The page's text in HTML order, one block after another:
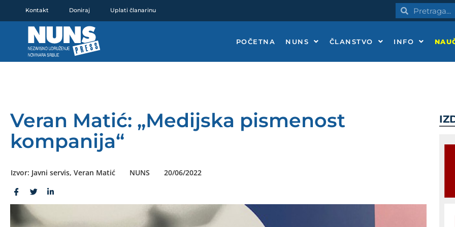
Kontakt Doniraj Uplati članarinu PretragaPretraga
POČETNA NUNS ČLANSTVO INFO
Veran Matić: „Medijska pismenost
kompanija“
Izvor: Javni servis, Veran Matić NUNS 20/06/2022